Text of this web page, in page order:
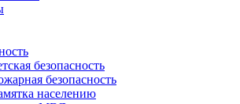
безопасность
безопасность
населению